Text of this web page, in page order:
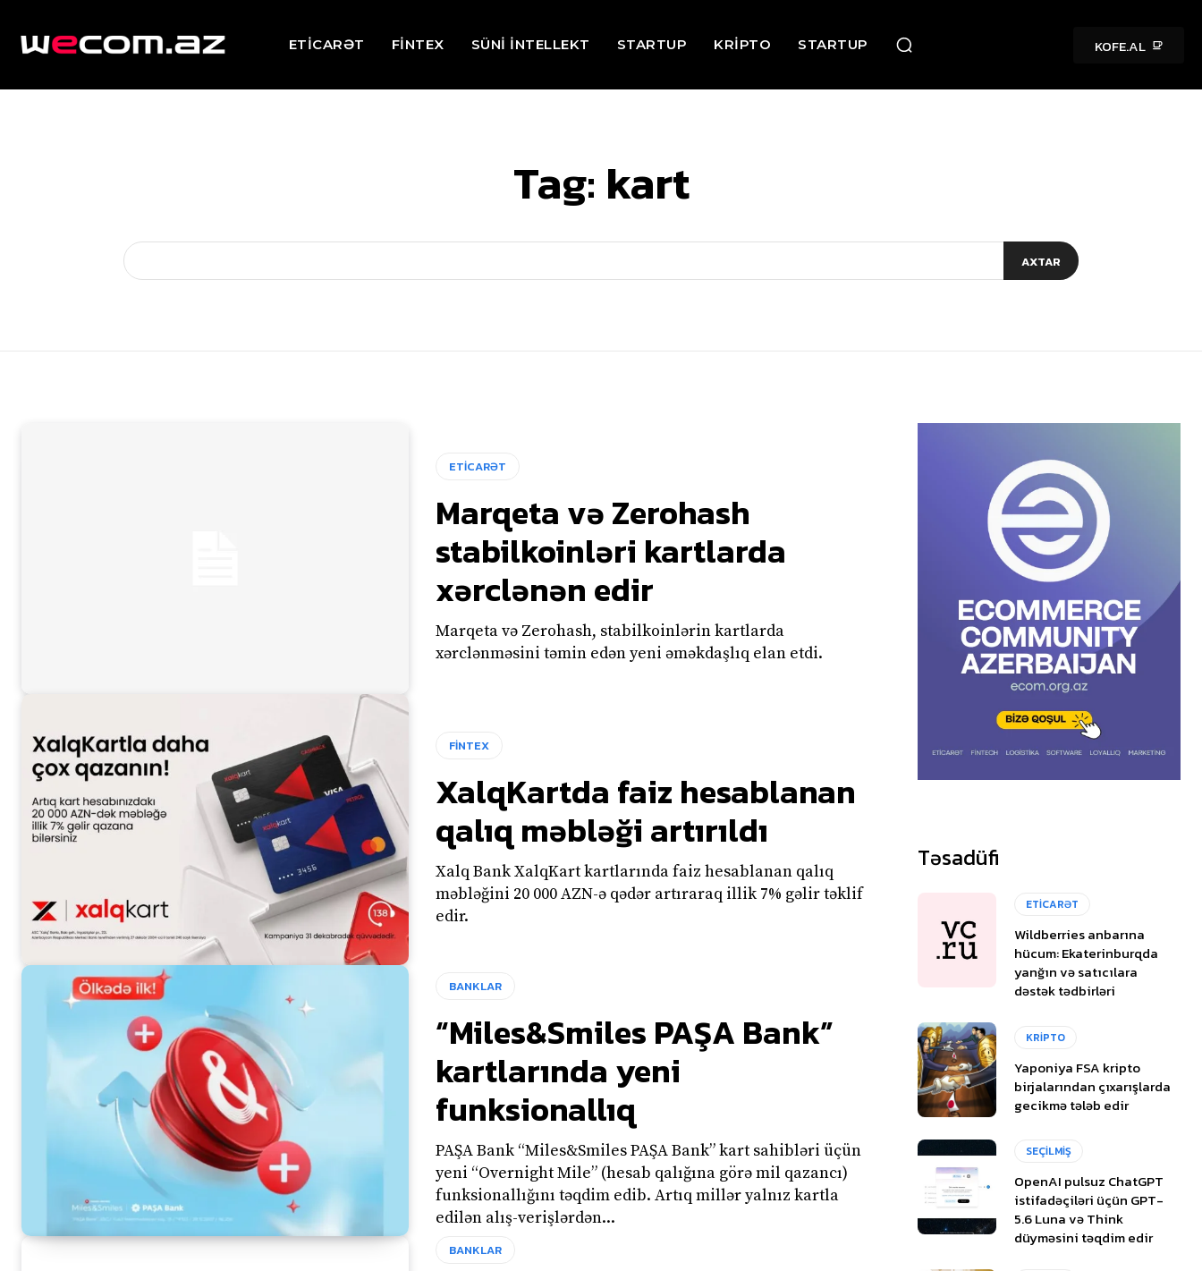
ETİCARƏT FİNTEX SÜNİ İNTELLEKT STARTUP KRİPTO STARTUP KOFE.AL
Tag: kart
AXTAR
ETİCARƏT
Marqeta və Zerohash
stabilkoinləri kartlarda
xərclənən edir
Marqeta və Zerohash, stabilkoinlərin kartlarda
xərclənməsini təmin edən yeni əməkdaşlıq elan etdi.
FİNTEX
XalqKartda faiz hesablanan
qalıq məbləği artırıldı
Xalq Bank XalqKart kartlarında faiz hesablanan qalıq
məbləğini 20 000 AZN-ə qədər artıraraq illik 7% gəlir təklif
edir.
BANKLAR
“Miles&Smiles PAŞA Bank”
kartlarında yeni
funksionallıq
PAŞA Bank “Miles&Smiles PAŞA Bank” kart sahibləri üçün
yeni “Overnight Mile” (hesab qalığına görə mil qazancı)
funksionallığını təqdim edib. Artıq millər yalnız kartla
edilən alış-verişlərdən...
BANKLAR
Təsadüfi
ETİCARƏT
Wildberries anbarına
hücum: Ekaterinburqda
yanğın və satıcılara
dəstək tədbirləri
KRİPTO
Yaponiya FSA kripto
birjalarından çıxarışlarda
gecikmə tələb edir
SEÇİLMİŞ
OpenAI pulsuz ChatGPT
istifadəçiləri üçün GPT-
5.6 Luna və Think
düyməsini təqdim edir